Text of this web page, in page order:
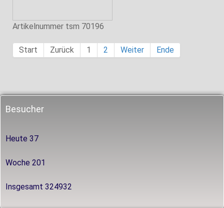
Artikelnummer tsm 70196
Start Zurück 1 2 Weiter Ende
Besucher
Heute 37
Woche 201
Insgesamt 324932